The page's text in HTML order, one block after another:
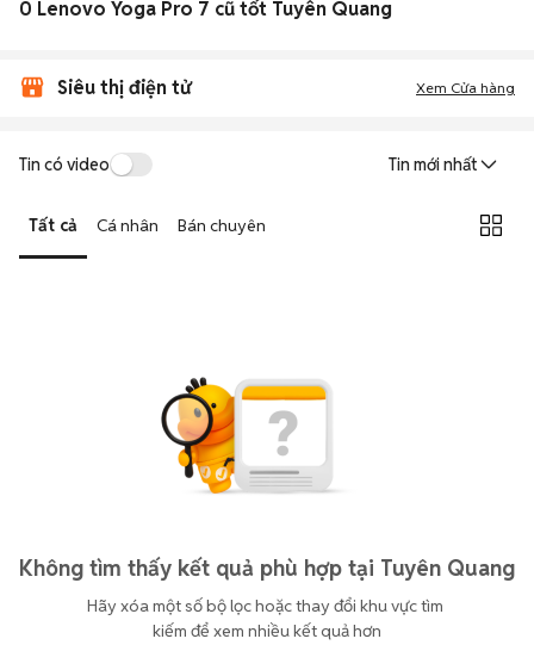
0 Lenovo Yoga Pro 7 cũ tốt Tuyên Quang
Siêu thị điện tử Xem Cửa hàng
Tin có video Tin mới nhất
Tất cả Cá nhân Bán chuyên
Không tìm thấy kết quả phù hợp tại Tuyên Quang
Hãy xóa một số bộ lọc hoặc thay đổi khu vực tìm
kiếm để xem nhiều kết quả hơn